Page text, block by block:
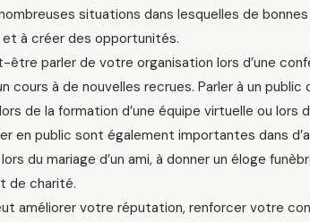
situations dans lesquelles de
à créer des opportunités.
être parler de votre organisation lors d’une
cours à de nouvelles recrues. Parler à un
de la formation d’une équipe virtuelle ou lors
en public sont également importantes dans
du mariage d’un ami, à donner un éloge
de charité.
améliorer votre réputation, renforcer votre